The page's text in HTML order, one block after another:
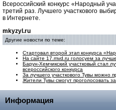
Всероссийский конкурс «Народный
третий раз. Лучшего участкового
в Интернете.
mkyzyl.ru
Другие новости по теме:
Стартовал второй этап конкурса
На сайте 17.mvd.ru голосуем за
Барун-Хемчикский участковый стал
всероссийского конкурса
За лучшего участкового Тувы можно
Жители Тувы смогут проголосовать
Информация